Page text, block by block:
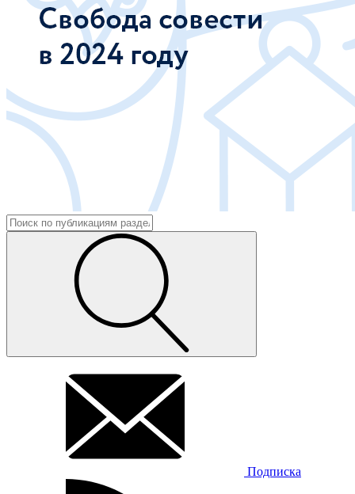
Подписка